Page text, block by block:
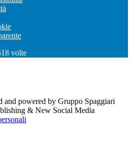
volte
and powered by Gruppo Spaggiari
& New Social Media